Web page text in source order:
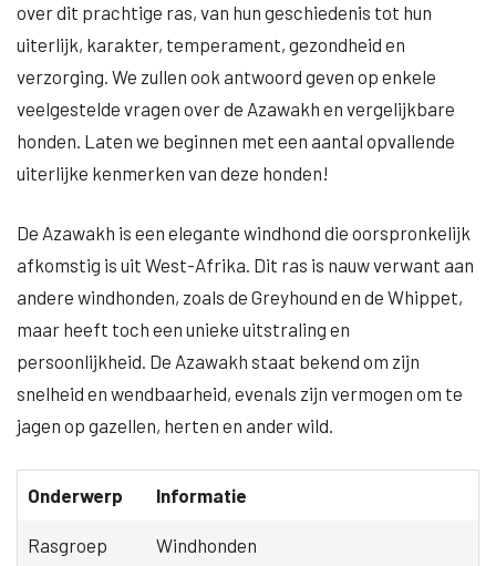
over dit prachtige ras, van hun geschiedenis tot hun
uiterlijk, karakter, temperament, gezondheid en
verzorging. We zullen ook antwoord geven op enkele
veelgestelde vragen over de Azawakh en vergelijkbare
honden. Laten we beginnen met een aantal opvallende
uiterlijke kenmerken van deze honden!
De Azawakh is een elegante windhond die oorspronkelijk
afkomstig is uit West-Afrika. Dit ras is nauw verwant aan
andere windhonden, zoals de Greyhound en de Whippet,
maar heeft toch een unieke uitstraling en
persoonlijkheid. De Azawakh staat bekend om zijn
snelheid en wendbaarheid, evenals zijn vermogen om te
jagen op gazellen, herten en ander wild.
Onderwerp Informatie
Rasgroep Windhonden